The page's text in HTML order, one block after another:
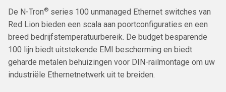
De N-Tron® series 100 unmanaged Ethernet switches van
Red Lion bieden een scala aan poortconfiguraties en een
breed bedrijfstemperatuurbereik. De budget besparende
100 lijn biedt uitstekende EMI bescherming en biedt
geharde metalen behuizingen voor DIN-railmontage om uw
industriële Ethernetnetwerk uit te breiden.